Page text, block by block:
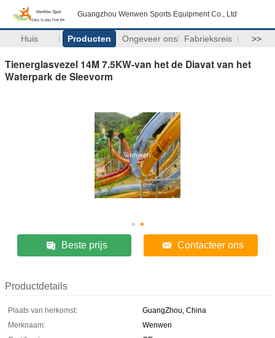
Guangzhou Wenwen Sports Equipment Co., Ltd
Huis Producten Ongeveer ons Fabrieksreis >>
Tienerglasvezel 14M 7.5KW-van het de Diavat van het
Waterpark de Sleevorm
Beste prijs Contacteer ons
Productdetails
Plaats van herkomst:
GuangZhou, China
Merknaam:
Wenwen